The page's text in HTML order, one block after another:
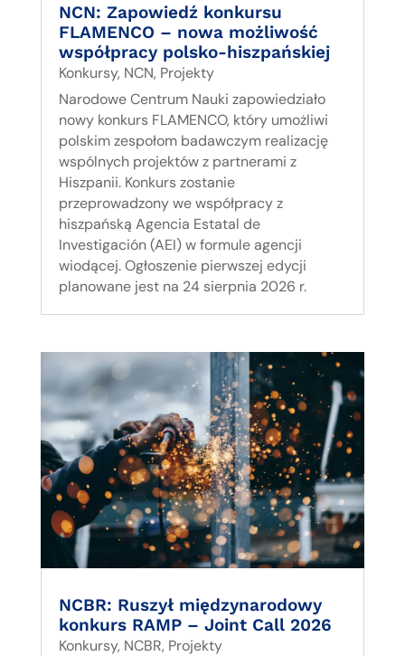
NCN: Zapowiedź konkursu
FLAMENCO – nowa możliwość
współpracy polsko-hiszpańskiej
Konkursy, NCN, Projekty
Narodowe Centrum Nauki zapowiedziało
nowy konkurs FLAMENCO, który umożliwi
polskim zespołom badawczym realizację
wspólnych projektów z partnerami z
Hiszpanii. Konkurs zostanie
przeprowadzony we współpracy z
hiszpańską Agencia Estatal de
Investigación (AEI) w formule agencji
wiodącej. Ogłoszenie pierwszej edycji
planowane jest na 24 sierpnia 2026 r.
NCBR: Ruszył międzynarodowy
konkurs RAMP – Joint Call 2026
Konkursy, NCBR, Projekty